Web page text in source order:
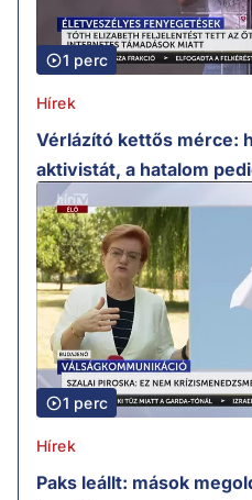
1 perc
Hírek
Vérlázító kettős mérce:
aktivistát, a hatalom
1 perc
Hírek
Paks leállt: mások